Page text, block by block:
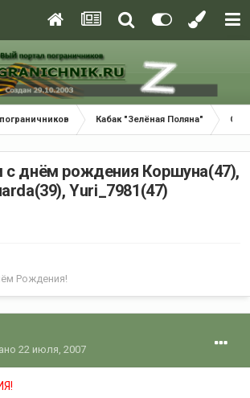
Кабак "Зелёная Поляна" С
с днём рождения Коршуна(47),
Yuri_7981(47)
Рождения!
22 июля, 2007